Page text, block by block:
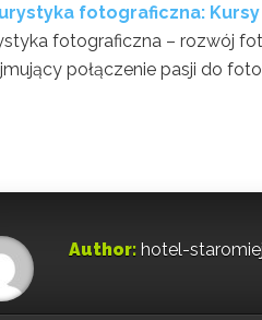
fotograficzna:
fotograficzna – rozwój
połączenie pasji do
Author: hotel-